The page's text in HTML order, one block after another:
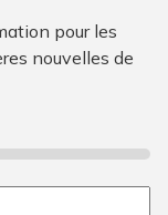
pour les
nouvelles de